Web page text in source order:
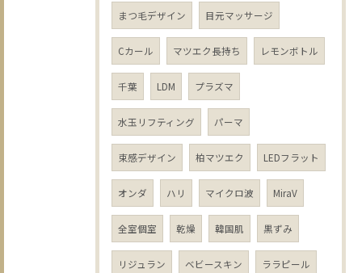
まつ毛デザイン 目元マッサージ
Cカール マツエク長持ち レモンボトル
千葉 LDM プラズマ
水玉リフティング パーマ
束感デザイン 柏マツエク LEDフラット
オンダ ハリ マイクロ波 MiraV
全室個室 乾燥 韓国肌 黒ずみ
リジュラン ベビースキン ララピール